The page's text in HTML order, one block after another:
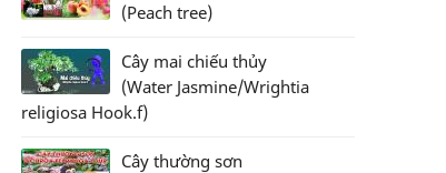
(Peach tree)
Cây mai chiếu thủy
(Water Jasmine/Wrightia
religiosa Hook.f)
Cây thường sơn